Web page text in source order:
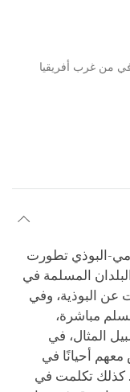
من غرب أفريقيا
البوذي تطورت
المسلمة في
عن البوذية، وفي
مباشرة،
المثال، في
معهم أحيانًا في
كذلك تكلمت في